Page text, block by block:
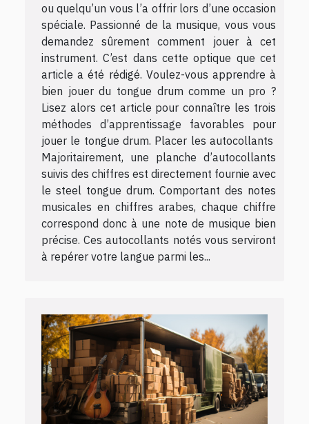
ou quelqu’un vous l’a offrir lors d’une occasion
spéciale. Passionné de la musique, vous vous
demandez sûrement comment jouer à cet
instrument. C’est dans cette optique que cet
article a été rédigé. Voulez-vous apprendre à
bien jouer du tongue drum comme un pro ?
Lisez alors cet article pour connaître les trois
méthodes d’apprentissage favorables pour
jouer le tongue drum. Placer les autocollants
Majoritairement, une planche d’autocollants
suivis des chiffres est directement fournie avec
le steel tongue drum. Comportant des notes
musicales en chiffres arabes, chaque chiffre
correspond donc à une note de musique bien
précise. Ces autocollants notés vous serviront
à repérer votre langue parmi les...